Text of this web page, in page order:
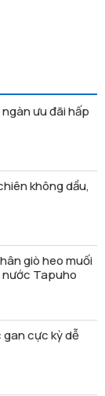
ưu đãi hấp
không dầu,
giò heo muối
nước Tapuho
gan cực kỳ dễ